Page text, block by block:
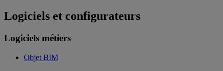
Logiciels et configurateurs
Logiciels métiers
Objet BIM